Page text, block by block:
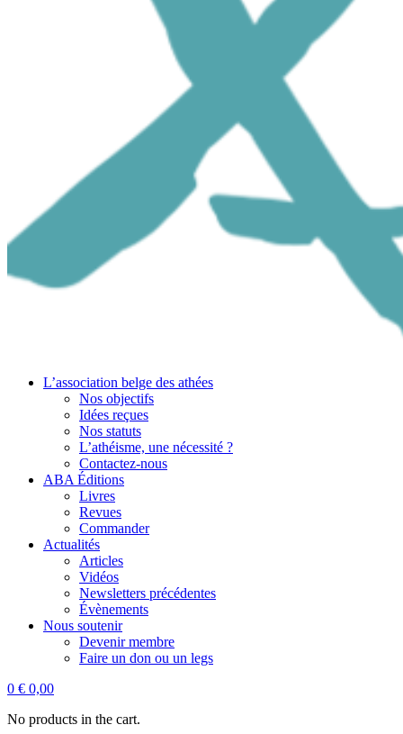
L’association belge des athées
Nos objectifs
Idées reçues
Nos statuts
L’athéisme, une nécessité ?
Contactez-nous
ABA Éditions
Livres
Revues
Commander
Actualités
Articles
Vidéos
Newsletters précédentes
Évènements
Nous soutenir
Devenir membre
Faire un don ou un legs
0 € 0,00
No products in the cart.